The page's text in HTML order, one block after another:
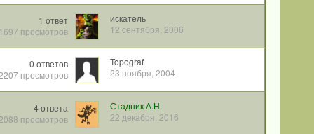
1 ответ
просмотров
искатель
12 сентября, 2006
0 ответов
просмотров
Topograf
23 ноября, 2004
4 ответа
просмотров
Стадник А.Н.
22 декабря, 2016